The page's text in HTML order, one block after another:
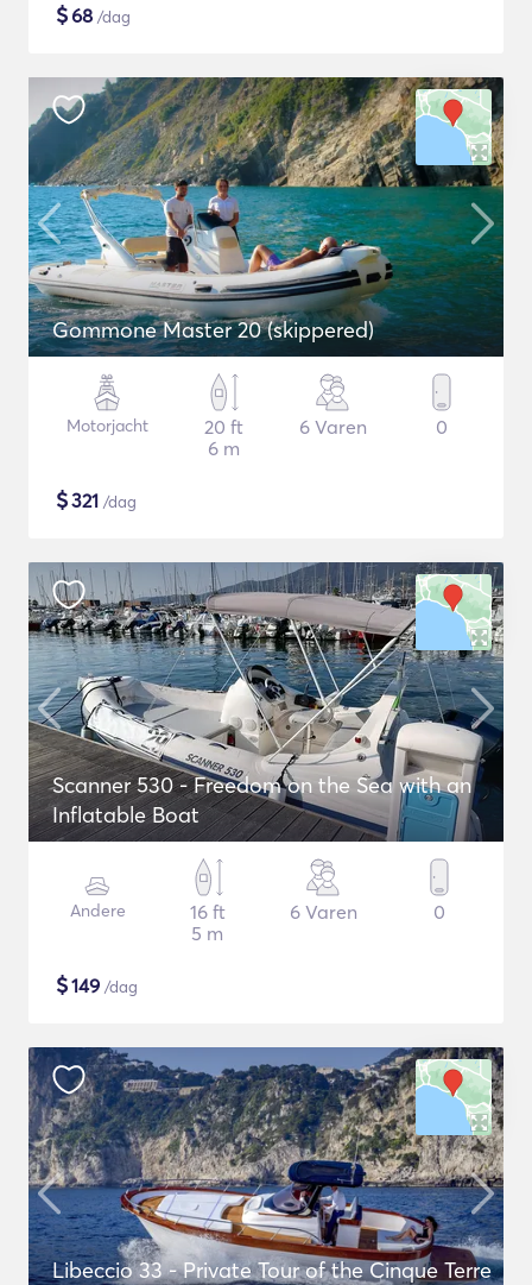
$68 /dag
Gommone Master 20 (skippered)
Motorjacht
20 ft
6 m
6 Varen 0
$321 /dag
Scanner 530 - Freedom on the Sea with an
Inflatable Boat
Andere
16 ft
5 m
6 Varen 0
$149 /dag
Libeccio 33 - Private Tour of the Cinque Terre